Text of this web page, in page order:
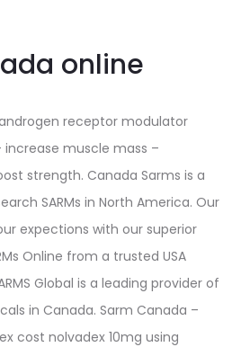
online
receptor modulator
muscle mass –
strength. Canada Sarms is a
SARMs in North America. Our
expections with our superior
Online from a trusted USA
Global is a leading provider of
in Canada. Sarm Canada –
cost nolvadex 10mg using